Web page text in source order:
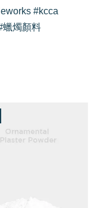
#kcca
蠟燭顏料